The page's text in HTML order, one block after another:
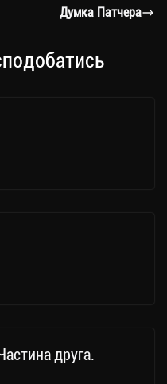
Думка Патчера
друга.